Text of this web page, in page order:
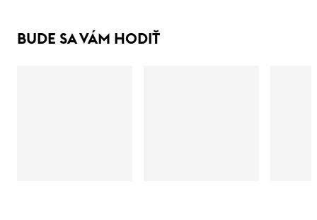
BUDE SA VÁM HODIŤ